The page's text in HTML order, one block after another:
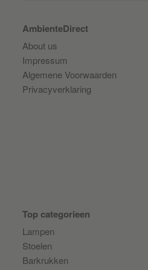
AmbienteDirect
About us
Impressum
Algemene Voorwaarden
Privacyverklaring
Top categorieen
Lampen
Stoelen
Barkrukken